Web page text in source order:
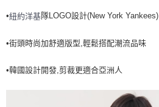
全家取貨<不支援離島取退>
每筆NT$60，滿NT$499(含以上)免運費
•紐約洋基隊LOGO設計(New York Yankees)
•街頭時尚加舒適版型,輕鬆搭配潮流品味
•韓國設計開發,剪裁更適合亞洲人